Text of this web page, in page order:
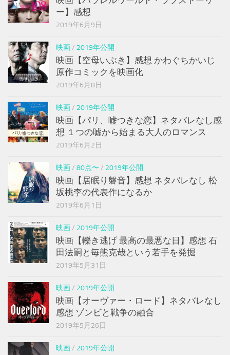
ー】感想
2019年6月9日
映画/ 2019年公開
映画【空母いぶき】感想 かわぐちかいじ
原作コミックを映画化
2019年6月8日
映画/ 2019年公開
映画【パリ、嘘つきな恋】ネタバレなし感
想 １つの嘘から始まる大人のロマンス
2019年6月2日
映画/ 80点〜 / 2019年公開
映画【居眠り磐音】感想 ネタバレなし 松
坂桃李の代表作になるか
2019年6月1日
映画/ 2019年公開
映画【轢き逃げ 最高の最悪な日】感想 石
田法嗣と毎熊克哉という若手を発掘
2019年5月31日
映画/ 2019年公開
映画【オーヴァー・ロード】ネタバレなし
感想 ゾンビと戦争の融合
2019年5月26日
映画/ 2019年公開